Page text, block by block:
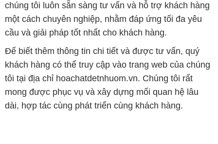
chúng tôi luôn sẵn sàng tư vấn và hỗ trợ khách hàng
một cách chuyên nghiệp, nhằm đáp ứng tối đa yêu
cầu và giải pháp tốt nhất cho khách hàng.
Để biết thêm thông tin chi tiết và được tư vấn, quý
khách hàng có thể truy cập vào trang web của chúng
tôi tại địa chỉ hoachatdetnhuom.vn. Chúng tôi rất
mong được phục vụ và xây dựng mối quan hệ lâu
dài, hợp tác cùng phát triển cùng khách hàng.